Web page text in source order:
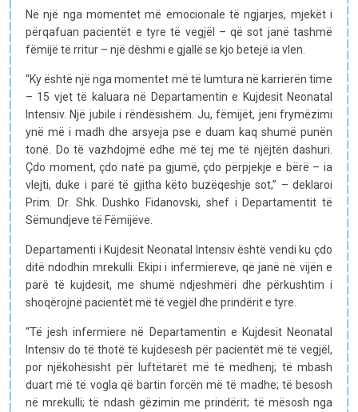
Në një nga momentet më emocionale të ngjarjes, mjekët i
përqafuan pacientët e tyre të vegjël – që sot janë tashmë
fëmijë të rritur – një dëshmi e gjallë se kjo betejë ia vlen.
“Ky është një nga momentet më të lumtura në karrierën time
– 15 vjet të kaluara në Departamentin e Kujdesit Neonatal
Intensiv. Një jubile i rëndësishëm. Ju, fëmijët, jeni frymëzimi
ynë më i madh dhe arsyeja pse e duam kaq shumë punën
tonë. Do të vazhdojmë edhe më tej me të njëjtën dashuri.
Çdo moment, çdo natë pa gjumë, çdo përpjekje e bërë – ia
vlejti, duke i parë të gjitha këto buzëqeshje sot,” – deklaroi
Prim. Dr. Shk. Dushko Fidanovski, shef i Departamentit të
Sëmundjeve të Fëmijëve.
Departamenti i Kujdesit Neonatal Intensiv është vendi ku çdo
ditë ndodhin mrekulli. Ekipi i infermiereve, që janë në vijën e
parë të kujdesit, me shumë ndjeshmëri dhe përkushtim i
shoqërojnë pacientët më të vegjël dhe prindërit e tyre.
“Të jesh infermiere në Departamentin e Kujdesit Neonatal
Intensiv do të thotë të kujdesesh për pacientët më të vegjël,
por njëkohësisht për luftëtarët më të mëdhenj; të mbash
duart më të vogla që bartin forcën më të madhe; të besosh
në mrekulli; të ndash gëzimin me prindërit; të mësosh nga